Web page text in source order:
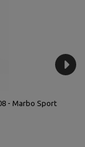
- Marbo Sport